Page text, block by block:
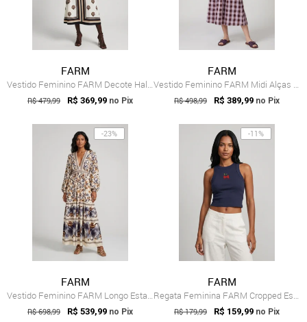
FARM
Vestido Feminino FARM Decote Halter Esta...
R$ 479,99 R$ 369,99 no Pix
FARM
Vestido Feminino FARM Midi Alças Finas X...
R$ 498,99 R$ 389,99 no Pix
-23%
FARM
Vestido Feminino FARM Longo Estampado Off-White
R$ 698,99 R$ 539,99 no Pix
-11%
FARM
Regata Feminina FARM Cropped Estampa Morango Azul
R$ 179,99 R$ 159,99 no Pix